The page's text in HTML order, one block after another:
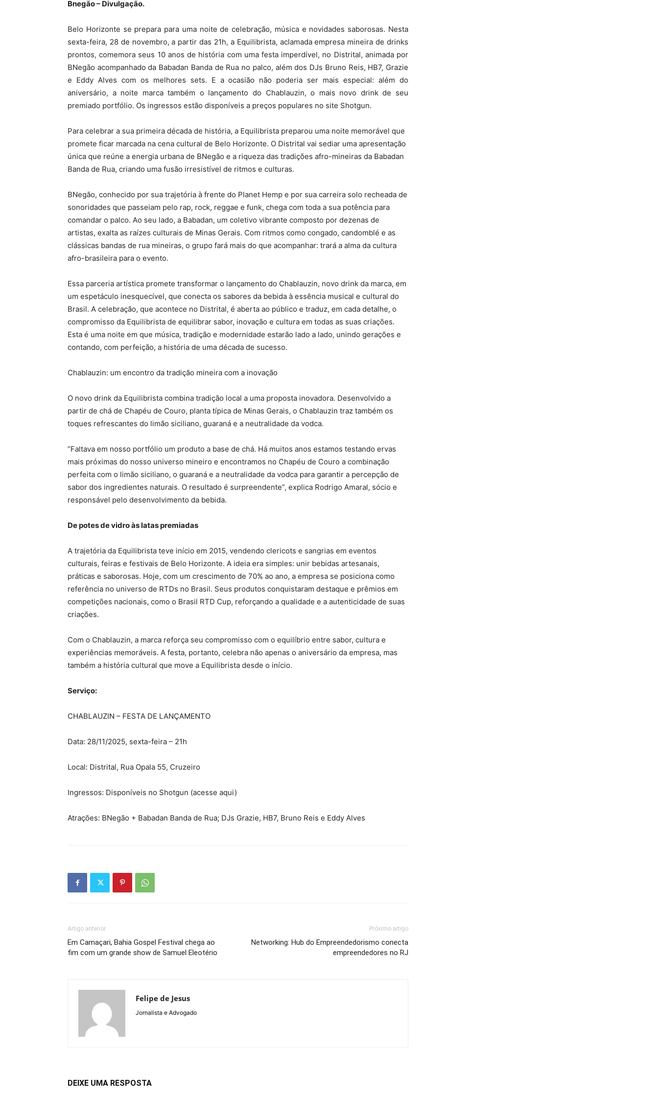
Bnegão – Divulgação.
Belo Horizonte se prepara para uma noite de celebração, música e novidades saborosas. Nesta
sexta-feira, 28 de novembro, a partir das 21h, a Equilibrista, aclamada empresa mineira de drinks
prontos, comemora seus 10 anos de história com uma festa imperdível, no Distrital, animada por
BNegão acompanhado da Babadan Banda de Rua no palco, além dos DJs Bruno Reis, HB7, Grazie
e Eddy Alves com os melhores sets. E a ocasião não poderia ser mais especial: além do
aniversário, a noite marca também o lançamento do Chablauzin, o mais novo drink de seu
premiado portfólio. Os ingressos estão disponíveis a preços populares no site Shotgun.
Para celebrar a sua primeira década de história, a Equilibrista preparou uma noite memorável que
promete ficar marcada na cena cultural de Belo Horizonte. O Distrital vai sediar uma apresentação
única que reúne a energia urbana de BNegão e a riqueza das tradições afro-mineiras da Babadan
Banda de Rua, criando uma fusão irresistível de ritmos e culturas.
BNegão, conhecido por sua trajetória à frente do Planet Hemp e por sua carreira solo recheada de
sonoridades que passeiam pelo rap, rock, reggae e funk, chega com toda a sua potência para
comandar o palco. Ao seu lado, a Babadan, um coletivo vibrante composto por dezenas de
artistas, exalta as raízes culturais de Minas Gerais. Com ritmos como congado, candomblé e as
clássicas bandas de rua mineiras, o grupo fará mais do que acompanhar: trará a alma da cultura
afro-brasileira para o evento.
Essa parceria artística promete transformar o lançamento do Chablauzin, novo drink da marca, em
um espetáculo inesquecível, que conecta os sabores da bebida à essência musical e cultural do
Brasil. A celebração, que acontece no Distrital, é aberta ao público e traduz, em cada detalhe, o
compromisso da Equilibrista de equilibrar sabor, inovação e cultura em todas as suas criações.
Esta é uma noite em que música, tradição e modernidade estarão lado a lado, unindo gerações e
contando, com perfeição, a história de uma década de sucesso.
Chablauzin: um encontro da tradição mineira com a inovação
O novo drink da Equilibrista combina tradição local a uma proposta inovadora. Desenvolvido a
partir de chá de Chapéu de Couro, planta típica de Minas Gerais, o Chablauzin traz também os
toques refrescantes do limão siciliano, guaraná e a neutralidade da vodca.
“Faltava em nosso portfólio um produto a base de chá. Há muitos anos estamos testando ervas
mais próximas do nosso universo mineiro e encontramos no Chapéu de Couro a combinação
perfeita com o limão siciliano, o guaraná e a neutralidade da vodca para garantir a percepção de
sabor dos ingredientes naturais. O resultado é surpreendente”, explica Rodrigo Amaral, sócio e
responsável pelo desenvolvimento da bebida.
De potes de vidro às latas premiadas
A trajetória da Equilibrista teve início em 2015, vendendo clericots e sangrias em eventos
culturais, feiras e festivais de Belo Horizonte. A ideia era simples: unir bebidas artesanais,
práticas e saborosas. Hoje, com um crescimento de 70% ao ano, a empresa se posiciona como
referência no universo de RTDs no Brasil. Seus produtos conquistaram destaque e prêmios em
competições nacionais, como o Brasil RTD Cup, reforçando a qualidade e a autenticidade de suas
criações.
Com o Chablauzin, a marca reforça seu compromisso com o equilíbrio entre sabor, cultura e
experiências memoráveis. A festa, portanto, celebra não apenas o aniversário da empresa, mas
também a história cultural que move a Equilibrista desde o início.
Serviço:
CHABLAUZIN – FESTA DE LANÇAMENTO
Data: 28/11/2025, sexta-feira – 21h
Local: Distrital, Rua Opala 55, Cruzeiro
Ingressos: Disponíveis no Shotgun (acesse aqui)
Atrações: BNegão + Babadan Banda de Rua; DJs Grazie, HB7, Bruno Reis e Eddy Alves
Artigo anterior
Em Camaçari, Bahia Gospel Festival chega ao
fim com um grande show de Samuel Eleotério
Próximo artigo
Networking: Hub do Empreendedorismo conecta
empreendedores no RJ
Felipe de Jesus
Jornalista e Advogado
DEIXE UMA RESPOSTA